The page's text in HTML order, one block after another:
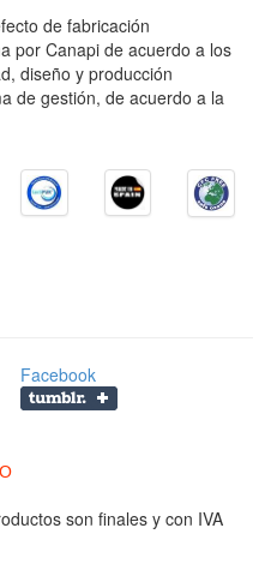
de fabricación
por Canapi de acuerdo a los
diseño y producción
de gestión, de acuerdo a la
Facebook
son finales y con IVA